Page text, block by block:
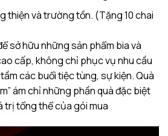
thiện và trường tồn. (Tặng 10 chai
sở hữu những sản phẩm bia và
cấp, không chỉ phục vụ nhu cầu
các buổi tiệc tùng, sự kiện. Quà
ám chỉ những phần quà đặc biệt
trị tổng thể của gói mua